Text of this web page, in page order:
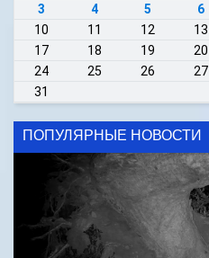
3
4 5 6
10
11 12 13
17
18 19 20
24
25 26 27
31
ПОПУЛЯРНЫЕ НОВОСТИ